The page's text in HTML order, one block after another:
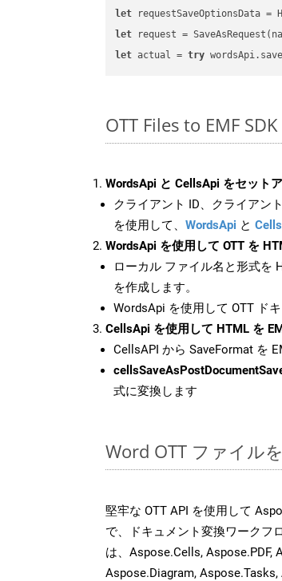
let requestSaveOptionsData =
let request =
let actual = try
OTT Files to EMF
WordsApi と CellsApi をセット
クライアント ID、クライアン
を使用して、 WordsApi と
WordsApi を使用して OTT を
ローカル ファイル名と形式を
を作成します。
WordsApi を使用して OTT ド
CellsApi を使用して HTML を
CellsAPI から SaveFormat を
式に変換します
Word OTT ファイル
堅牢な OTT API を使用して
で、ドキュメント変換ワークフ
は、Aspose.Cells, Aspose.PDF,
Aspose.Diagram,